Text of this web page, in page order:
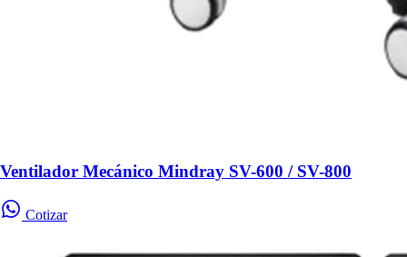
Ventilador Mecánico Mindray SV-600 / SV-800
Cotizar